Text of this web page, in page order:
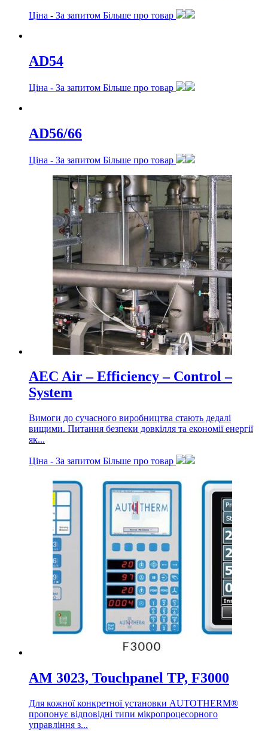
Ціна - За запитом Більше про товар
AD54
Ціна - За запитом Більше про товар
AD56/66
Ціна - За запитом Більше про товар
AEC Air – Efficiency – Control –
System
Вимоги до сучасного виробництва стають дедалі
вищими. Питання безпеки довкілля та економії енергії
як...
Ціна - За запитом Більше про товар
AM 3023, Touchpanel TP, F3000
Для кожної конкретної установки AUTOTHERM®
пропонує відповідні типи мікропроцесорного
управління з...